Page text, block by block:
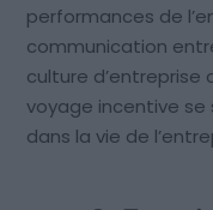
performances de
communication
culture
voyage incentive se
dans la vie de